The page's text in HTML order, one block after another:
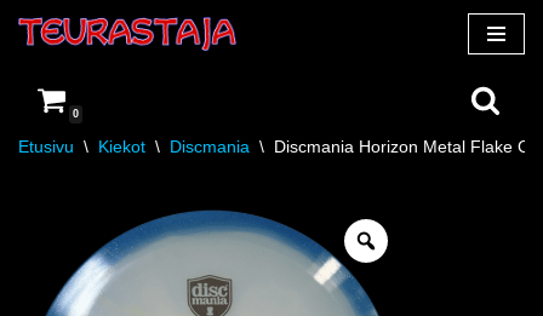
suoraan
sisältöön
0
Etusivu \ Kiekot \ Discmania \ Discmania Horizon Metal Flake